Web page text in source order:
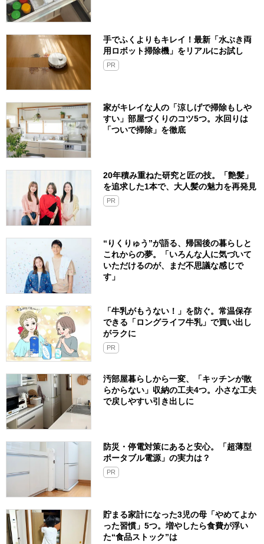
手でふくよりもキレイ！最新「水ぶき両
用ロボット掃除機」をリアルにお試し
PR
家がキレイな人の「涼しげで掃除もしや
すい」部屋づくりのコツ5つ。水回りは
「ついで掃除」を徹底
20年積み重ねた研究と匠の技。「艶髪」
を追求した1本で、大人髪の魅力を再発見
PR
“りくりゅう”が語る、帰国後の暮らしと
これからの夢。「いろんな人に気づいて
いただけるのが、まだ不思議な感じで
す」
「牛乳がもうない！」を防ぐ。常温保存
できる「ロングライフ牛乳」で買い出し
がラクに
PR
汚部屋暮らしから一変、「キッチンが散
らからない」収納の工夫4つ。小さな工夫
で戻しやすい引き出しに
防災・停電対策にあると安心。「超薄型
ポータブル電源」の実力は？​
PR
貯まる家計になった3児の母「やめてよか
った習慣」5つ。増やしたら食費が浮い
た“食品ストック”は